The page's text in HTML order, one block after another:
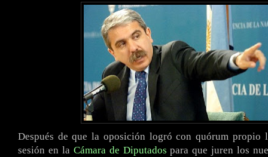
Después de que la oposición logró con quórum propio
sesión en la Cámara de Diputados para que juren los